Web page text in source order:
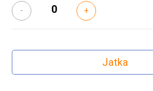
- +